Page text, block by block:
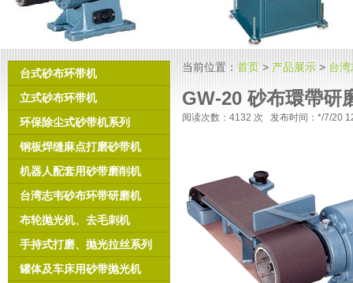
台式砂布环带机
立式砂布环带机
环保除尘式砂带机系列
钢板焊缝麻点打磨砂带机
机器人配套用砂带磨削机
台湾志韦砂布环带研磨机
布轮抛光机、去毛刺机
手持式打磨、抛光拉丝系列
罐体及车床用砂带抛光机
当前位置： 首页 > 产品展示 > 台
GW-20 砂布環帶研
阅读次数： 4132 次 发布时间：*/7/20